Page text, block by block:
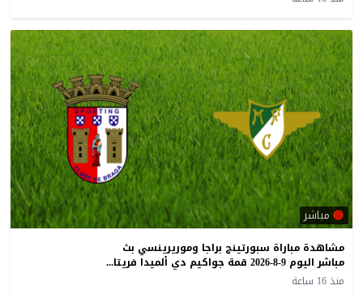
مباشر
مشاهدة مباراة سبورتينج براجا وموريرينسي بث
مباشر اليوم 9-8-2026 قمة جواكيم دي ألميدا فريتاس
منذ 16 ساعة